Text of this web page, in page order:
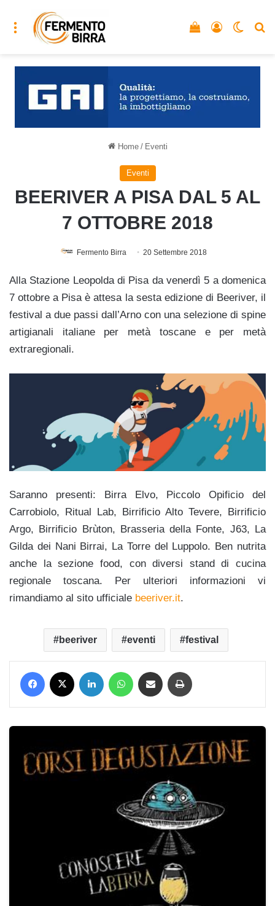
Menu Accedi
Vedi il carrello
Home / Eventi
Eventi
BEERIVER A PISA DAL 5 AL
7 OTTOBRE 2018
Fermento Birra 20 Settembre 2018
Alla Stazione Leopolda di Pisa da venerdì 5 a domenica
7 ottobre a Pisa è attesa la sesta edizione di Beeriver, il
festival a due passi dall’Arno con una selezione di spine
artigianali italiane per metà toscane e per metà
extraregionali.
Saranno presenti: Birra Elvo, Piccolo Opificio del
Carrobiolo, Ritual Lab, Birrificio Alto Tevere, Birrificio
Argo, Birrificio Brùton, Brasseria della Fonte, J63, La
Gilda dei Nani Birrai, La Torre del Luppolo. Ben nutrita
anche la sezione food, con diversi stand di cucina
regionale toscana. Per ulteriori informazioni vi
rimandiamo al sito ufficiale beeriver.it.
beeriver eventi festival
Facebook LinkedIn WhatsApp Condividi via mail